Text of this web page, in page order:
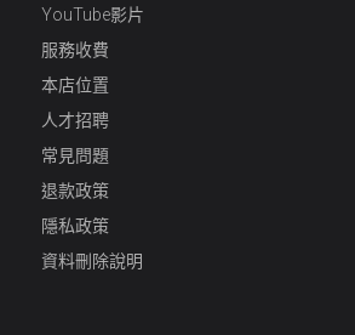
YouTube影片
服務收費
本店位置
人才招聘
常見問題
退款政策
隱私政策
資料刪除說明